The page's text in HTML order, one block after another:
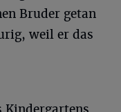
Bruder getan
weil er das